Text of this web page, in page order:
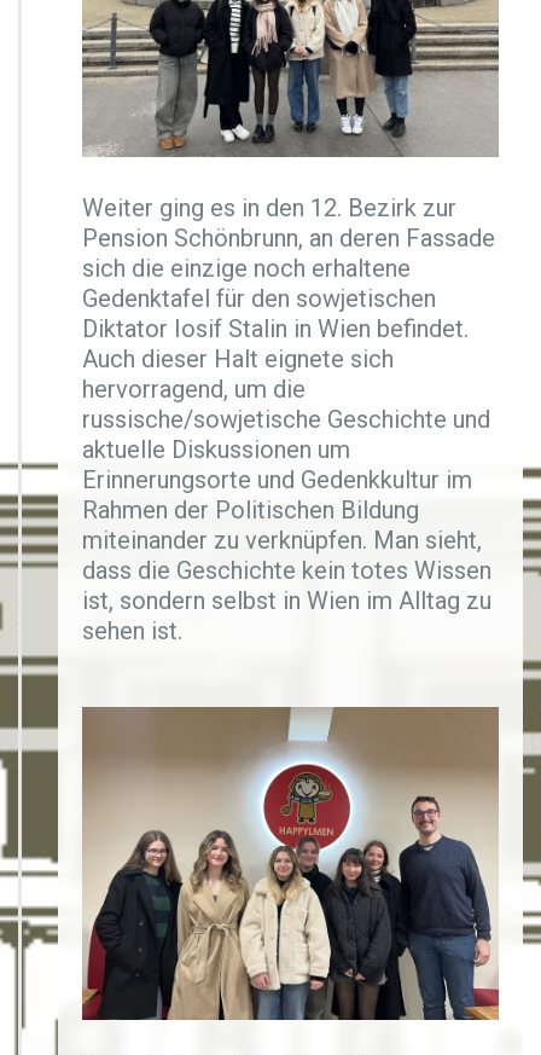
Weiter ging es in den 12. Bezirk zur
Pension Schönbrunn, an deren Fassade
sich die einzige noch erhaltene
Gedenktafel für den sowjetischen
Diktator Iosif Stalin in Wien befindet.
Auch dieser Halt eignete sich
hervorragend, um die
russische/sowjetische Geschichte und
aktuelle Diskussionen um
Erinnerungsorte und Gedenkkultur im
Rahmen der Politischen Bildung
miteinander zu verknüpfen. Man sieht,
dass die Geschichte kein totes Wissen
ist, sondern selbst in Wien im Alltag zu
sehen ist.